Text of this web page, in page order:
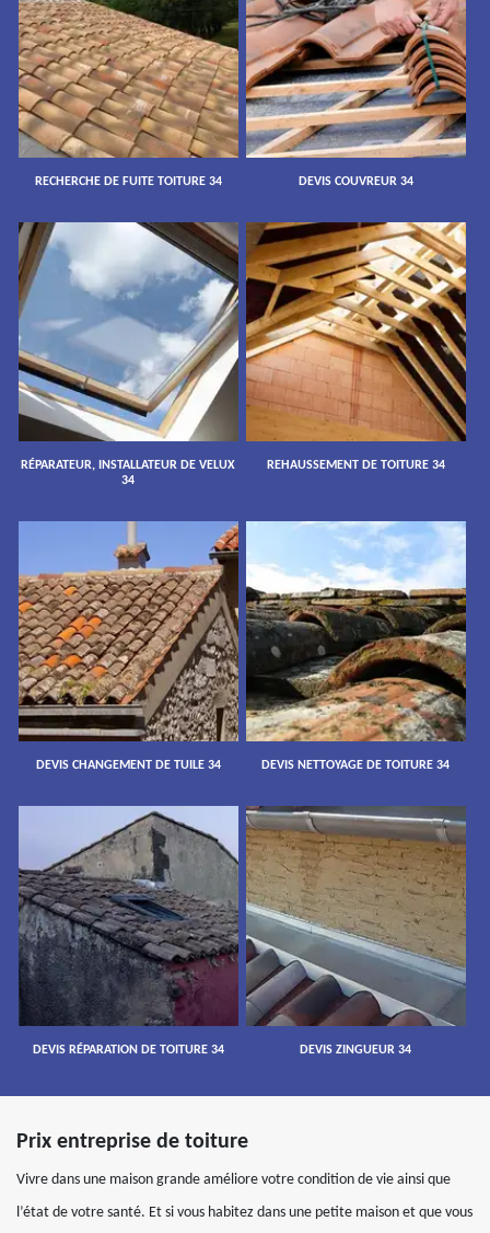
RECHERCHE DE FUITE TOITURE 34 DEVIS COUVREUR 34
RÉPARATEUR, INSTALLATEUR DE VELUX
34
REHAUSSEMENT DE TOITURE 34
DEVIS CHANGEMENT DE TUILE 34 DEVIS NETTOYAGE DE TOITURE 34
DEVIS RÉPARATION DE TOITURE 34 DEVIS ZINGUEUR 34
Prix entreprise de toiture
Vivre dans une maison grande améliore votre condition de vie ainsi que
l’état de votre santé. Et si vous habitez dans une petite maison et que vous